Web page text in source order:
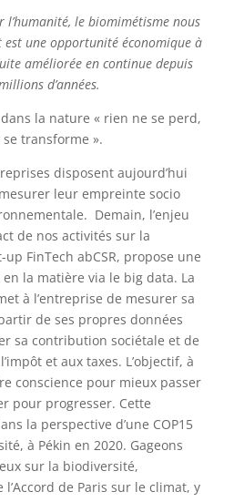
l’humanité, le biomimétisme nous
est une opportunité économique à
améliorée en continue depuis
d’années.
la nature « rien ne se perd,
transforme ».
disposent aujourd’hui
leur empreinte socio
Demain, l’enjeu
de nos activités sur la
FinTech abCSR, propose une
la matière via le big data. La
à l’entreprise de mesurer sa
de ses propres données
sa contribution sociétale et de
et aux taxes. L’objectif, à
conscience pour mieux passer
pour progresser. Cette
la perspective d’une COP15
à Pékin en 2020. Gageons
sur la biodiversité,
de Paris sur le climat, y